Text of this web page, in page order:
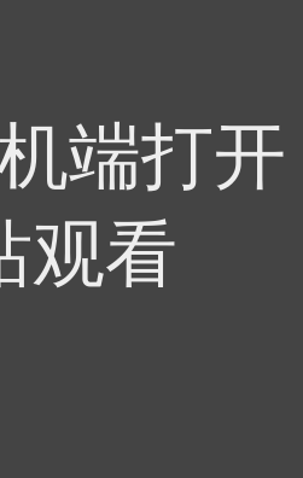
端打开
观看